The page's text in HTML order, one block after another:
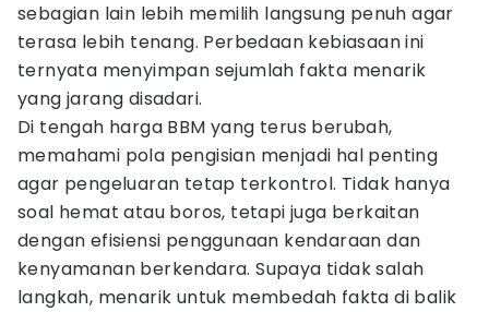
sebagian lain lebih memilih langsung penuh agar
terasa lebih tenang. Perbedaan kebiasaan ini
ternyata menyimpan sejumlah fakta menarik
yang jarang disadari.
Di tengah harga BBM yang terus berubah,
memahami pola pengisian menjadi hal penting
agar pengeluaran tetap terkontrol. Tidak hanya
soal hemat atau boros, tetapi juga berkaitan
dengan efisiensi penggunaan kendaraan dan
kenyamanan berkendara. Supaya tidak salah
langkah, menarik untuk membedah fakta di balik